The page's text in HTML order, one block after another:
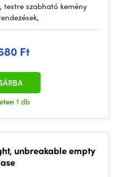
testre szabható kemény
Ft
1 db
unbreakable empty